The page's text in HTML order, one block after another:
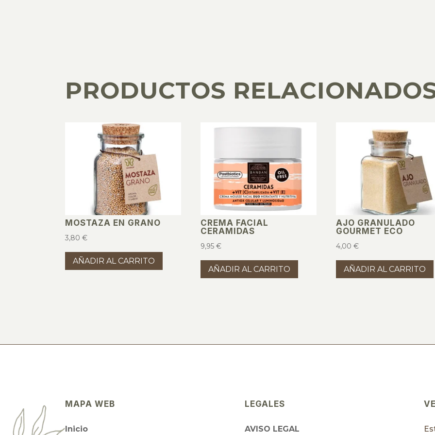
PRODUCTOS
MOSTAZA EN GRANO
3,80€
AÑADIR AL CARRITO
CREMA FACIAL
CERAMIDAS
9,95€
AÑADIR AL CARRITO
AJO GRANULADO
GOURMET ECO
4,00€
AÑADIR AL CARRITO
MAPA WEB
Inicio
LEGALES
AVISO LEGAL